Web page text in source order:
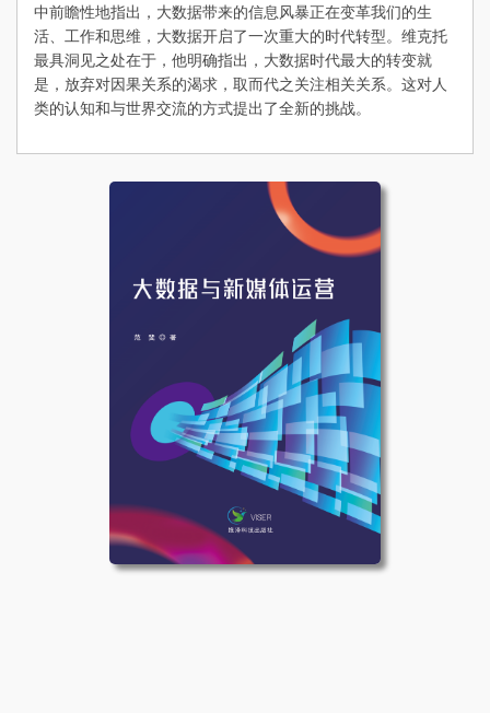
中前瞻性地指出，大数据带来的信息风暴正在变革我们的生
活、工作和思维，大数据开启了一次重大的时代转型。维克托
最具洞见之处在于，他明确指出，大数据时代最大的转变就
是，放弃对因果关系的渴求，取而代之关注相关关系。这对人
类的认知和与世界交流的方式提出了全新的挑战。